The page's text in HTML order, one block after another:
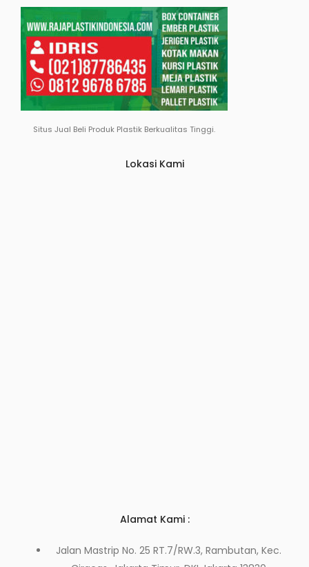
Situs Jual Beli Produk Plastik Berkualitas Tinggi.
Lokasi Kami
Alamat Kami :
Jalan Mastrip No. 25 RT.7/RW.3, Rambutan, Kec.